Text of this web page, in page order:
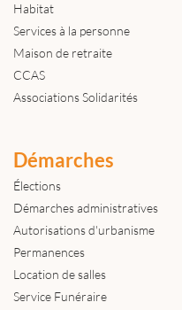
Habitat
Services à la personne
Maison de retraite
CCAS
Associations Solidarités
Démarches
Élections
Démarches administratives
Autorisations d'urbanisme
Permanences
Location de salles
Service Funéraire